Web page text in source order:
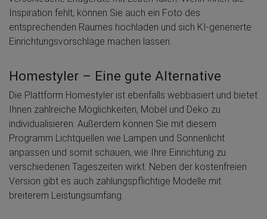
Inspiration fehlt, können Sie auch ein Foto des
entsprechenden Raumes hochladen und sich KI-generierte
Einrichtungsvorschläge machen lassen.
Homestyler – Eine gute Alternative
Die Plattform Homestyler ist ebenfalls webbasiert und bietet
Ihnen zahlreiche Möglichkeiten, Möbel und Deko zu
individualisieren. Außerdem können Sie mit diesem
Programm Lichtquellen wie Lampen und Sonnenlicht
anpassen und somit schauen, wie Ihre Einrichtung zu
verschiedenen Tageszeiten wirkt. Neben der kostenfreien
Version gibt es auch zahlungspflichtige Modelle mit
breiterem Leistungsumfang.